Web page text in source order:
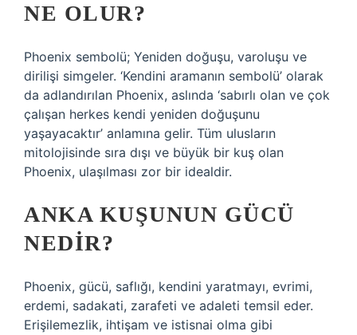
NE OLUR?
Phoenix sembolü; Yeniden doğuşu, varoluşu ve
dirilişi simgeler. ‘Kendini aramanın sembolü’ olarak
da adlandırılan Phoenix, aslında ‘sabırlı olan ve çok
çalışan herkes kendi yeniden doğuşunu
yaşayacaktır’ anlamına gelir. Tüm ulusların
mitolojisinde sıra dışı ve büyük bir kuş olan
Phoenix, ulaşılması zor bir idealdir.
ANKA KUŞUNUN GÜCÜ
NEDIR?
Phoenix, gücü, saflığı, kendini yaratmayı, evrimi,
erdemi, sadakati, zarafeti ve adaleti temsil eder.
Erişilemezlik, ihtişam ve istisnai olma gibi